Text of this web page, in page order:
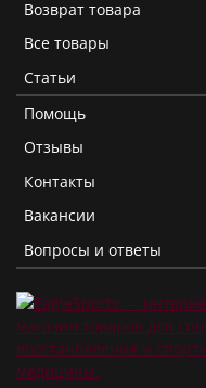
Возврат товара
Все товары
Статьи
Помощь
Отзывы
Контакты
Вакансии
Вопросы и ответы